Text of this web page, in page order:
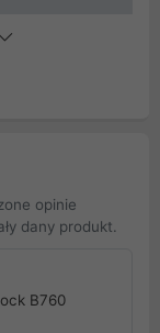
opinie
dany produkt.
B760